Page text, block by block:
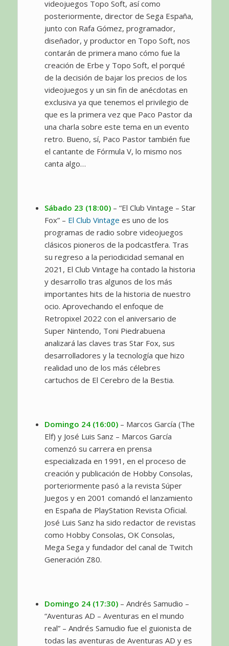
videojuegos Topo Soft, así como
posteriormente, director de Sega España,
junto con Rafa Gómez, programador,
diseñador, y productor en Topo Soft, nos
contarán de primera mano cómo fue la
creación de Erbe y Topo Soft, el porqué
de la decisión de bajar los precios de los
videojuegos y un sin fin de anécdotas en
exclusiva ya que tenemos el privilegio de
que es la primera vez que Paco Pastor da
una charla sobre este tema en un evento
retro. Bueno, sí, Paco Pastor también fue
el cantante de Fórmula V, lo mismo nos
canta algo…
Sábado 23 (18:00)– “El Club Vintage – Star
Fox” – El Club Vintage es uno de los
programas de radio sobre videojuegos
clásicos pioneros de la podcastfera. Tras
su regreso a la periodicidad semanal en
2021, El Club Vintage ha contado la historia
y desarrollo tras algunos de los más
importantes hits de la historia de nuestro
ocio. Aprovechando el enfoque de
Retropixel 2022 con el aniversario de
Super Nintendo, Toni Piedrabuena
analizará las claves tras Star Fox, sus
desarrolladores y la tecnología que hizo
realidad uno de los más célebres
cartuchos de El Cerebro de la Bestia.
Domingo 24 (16:00)– Marcos García (The
Elf) y José Luis Sanz – Marcos García
comenzó su carrera en prensa
especializada en 1991, en el proceso de
creación y publicación de Hobby Consolas,
porteriormente pasó a la revista Súper
Juegos y en 2001 comandó el lanzamiento
en España de PlayStation Revista Oficial.
José Luis Sanz ha sido redactor de revistas
como Hobby Consolas, OK Consolas,
Mega Sega y fundador del canal de Twitch
Generación Z80.
Domingo 24 (17:30)– Andrés Samudio –
“Aventuras AD – Aventuras en el mundo
real” – Andrés Samudio fue el guionista de
todas las aventuras de Aventuras AD y es